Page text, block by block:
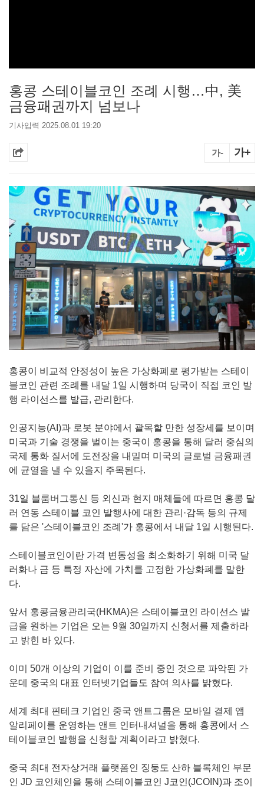
홍콩 스테이블코인 조례 시행…中, 美
금융패권까지 넘보나
기사입력 2025.08.01 19:20
가- 가+
홍콩이 비교적 안정성이 높은 가상화폐로 평가받는 스테이
블코인 관련 조례를 내달 1일 시행하며 당국이 직접 코인 발
행 라이선스를 발급, 관리한다.
인공지능(AI)과 로봇 분야에서 괄목할 만한 성장세를 보이며
미국과 기술 경쟁을 벌이는 중국이 홍콩을 통해 달러 중심의
국제 통화 질서에 도전장을 내밀며 미국의 글로벌 금융패권
에 균열을 낼 수 있을지 주목된다.
31일 블룸버그통신 등 외신과 현지 매체들에 따르면 홍콩 달
러 연동 스테이블 코인 발행사에 대한 관리·감독 등의 규제
를 담은 '스테이블코인 조례'가 홍콩에서 내달 1일 시행된다.
스테이블코인이란 가격 변동성을 최소화하기 위해 미국 달
러화나 금 등 특정 자산에 가치를 고정한 가상화폐를 말한
다.
앞서 홍콩금융관리국(HKMA)은 스테이블코인 라이선스 발
급을 원하는 기업은 오는 9월 30일까지 신청서를 제출하라
고 밝힌 바 있다.
이미 50개 이상의 기업이 이를 준비 중인 것으로 파악된 가
운데 중국의 대표 인터넷기업들도 참여 의사를 밝혔다.
세계 최대 핀테크 기업인 중국 앤트그룹은 모바일 결제 앱
알리페이를 운영하는 앤트 인터내셔널을 통해 홍콩에서 스
테이블코인 발행을 신청할 계획이라고 밝혔다.
중국 최대 전자상거래 플랫폼인 징둥도 산하 블록체인 부문
인 JD 코인체인을 통해 스테이블코인 J코인(JCOIN)과 조이